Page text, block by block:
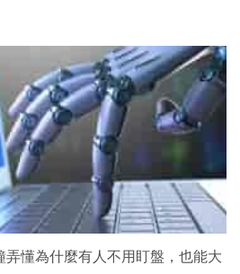
弄懂為什麼有人不用盯盤，也能大